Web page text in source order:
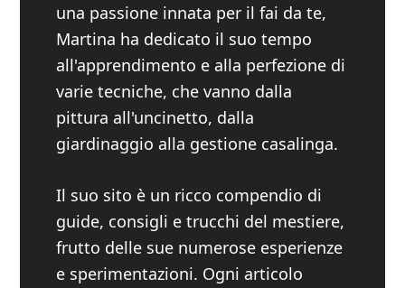
una passione innata per il fai da te,
Martina ha dedicato il suo tempo
all'apprendimento e alla perfezione di
varie tecniche, che vanno dalla
pittura all'uncinetto, dalla
giardinaggio alla gestione casalinga.
Il suo sito è un ricco compendio di
guide, consigli e trucchi del mestiere,
frutto delle sue numerose esperienze
e sperimentazioni. Ogni articolo